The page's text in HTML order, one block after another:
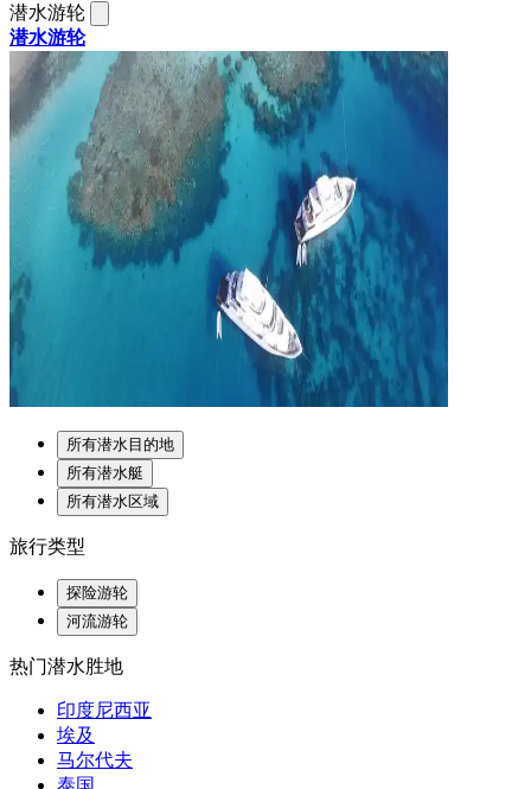
潜水游轮
潜水游轮
所有潜水目的地
所有潜水艇
所有潜水区域
旅行类型
探险游轮
河流游轮
热门潜水胜地
印度尼西亚
埃及
马尔代夫